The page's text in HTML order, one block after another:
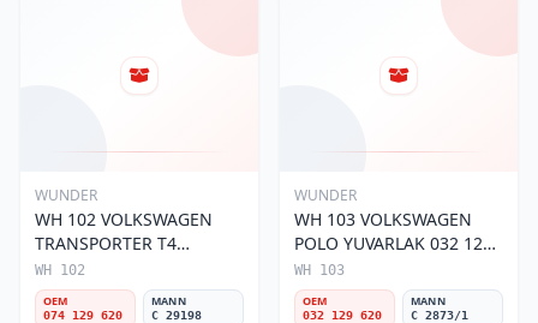
WUNDER
WH 102 VOLKSWAGEN
TRANSPORTER T4
(SÜNGERSiZ) 074 129 620
Hava Filtresi
WH 102
OEM
074 129 620
MANN
C 29198
WUNDER
WH 103 VOLKSWAGEN
POLO YUVARLAK 032 129
620 Hava Filtresi
WH 103
OEM
032 129 620
MANN
C 2873/1